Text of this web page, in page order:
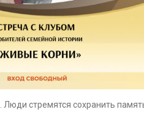
стремятся сохранить